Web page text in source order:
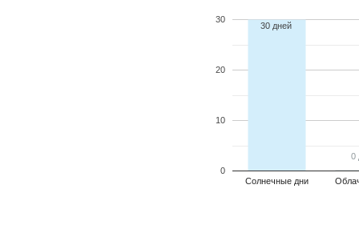
Солнечные дни
0
10
20
30
30 дней
0
0